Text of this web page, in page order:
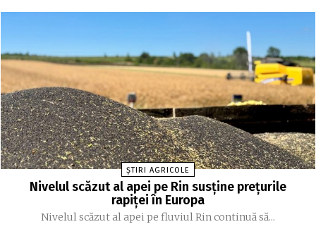
ȘTIRI AGRICOLE
Nivelul scăzut al apei pe Rin susține prețurile
rapiței în Europa
Nivelul scăzut al apei pe fluviul Rin continuă să...